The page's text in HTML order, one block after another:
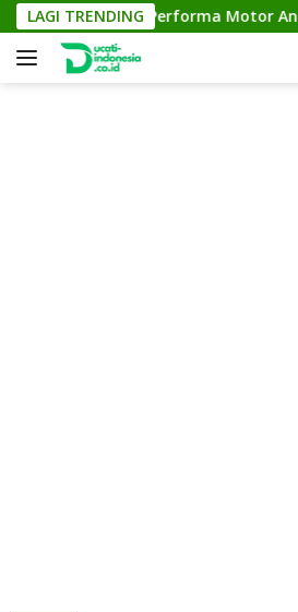
Skip
to
content
LAGI TRENDING
Meningkatkan Performa Motor Anda